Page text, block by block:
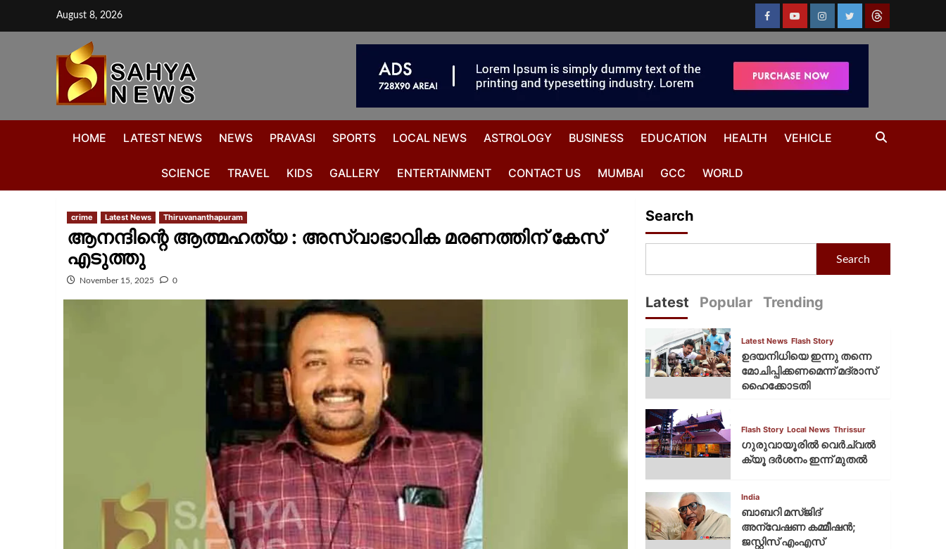
August 8, 2026
HOME LATEST NEWS NEWS PRAVASI SPORTS LOCAL NEWS ASTROLOGY BUSINESS EDUCATION HEALTH VEHICLE
SCIENCE TRAVEL KIDS GALLERY ENTERTAINMENT CONTACT US MUMBAI GCC WORLD
crime Latest News Thiruvananthapuram
ആനന്ദിന്റെ ആത്മഹത്യ : അസ്വാഭാവിക മരണത്തിന് കേസ്
എടുത്തു
November 15, 2025 0
Search
Search
Latest Popular Trending
Latest News Flash Story
ഉദയനിധിയെ ഇന്നു തന്നെ
മോചിപ്പിക്കണമെന്ന് മദ്രാസ്
ഹൈക്കോടതി
Flash Story Local News Thrissur
ഗുരുവായൂരില്‍ വെര്‍ച്വല്‍
ക്യൂ ദര്‍ശനം ഇന്ന് മുതല്‍
India
ബാബറി മസ്ജിദ്
അന്വേഷണ കമ്മീഷന്‍;
ജസ്റ്റിസ് എംഎസ്